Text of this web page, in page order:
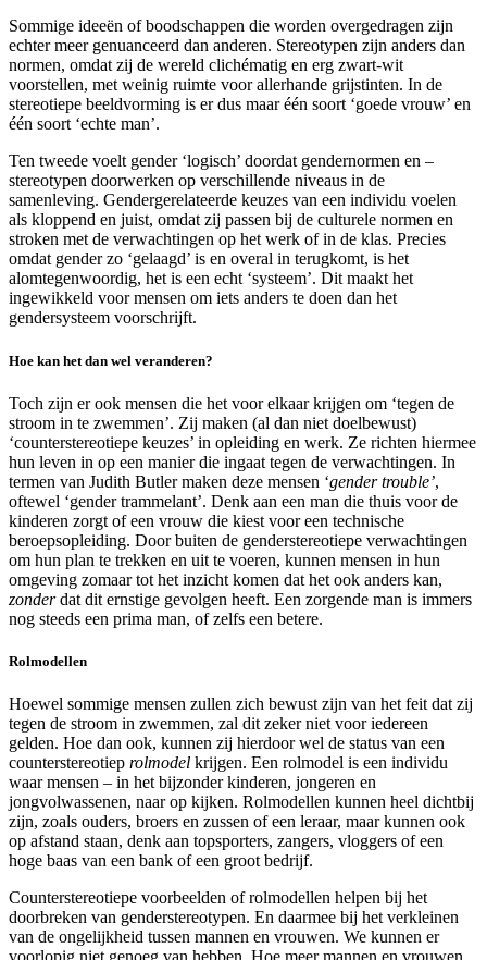
Sommige ideeën of boodschappen die worden overgedragen zijn
echter meer genuanceerd dan anderen. Stereotypen zijn anders dan
normen, omdat zij de wereld clichématig en erg zwart-wit
voorstellen, met weinig ruimte voor allerhande grijstinten. In de
stereotiepe beeldvorming is er dus maar één soort ‘goede vrouw’ en
één soort ‘echte man’.
Ten tweede voelt gender ‘logisch’ doordat gendernormen en –
stereotypen doorwerken op verschillende niveaus in de
samenleving. Gendergerelateerde keuzes van een individu voelen
als kloppend en juist, omdat zij passen bij de culturele normen en
stroken met de verwachtingen op het werk of in de klas. Precies
omdat gender zo ‘gelaagd’ is en overal in terugkomt, is het
alomtegenwoordig, het is een echt ‘systeem’. Dit maakt het
ingewikkeld voor mensen om iets anders te doen dan het
gendersysteem voorschrijft.
Hoe kan het dan wel veranderen?
Toch zijn er ook mensen die het voor elkaar krijgen om ‘tegen de
stroom in te zwemmen’. Zij maken (al dan niet doelbewust)
‘counterstereotiepe keuzes’ in opleiding en werk. Ze richten hiermee
hun leven in op een manier die ingaat tegen de verwachtingen. In
termen van Judith Butler maken deze mensen ‘gender trouble’,
oftewel ‘gender trammelant’. Denk aan een man die thuis voor de
kinderen zorgt of een vrouw die kiest voor een technische
beroepsopleiding. Door buiten de genderstereotiepe verwachtingen
om hun plan te trekken en uit te voeren, kunnen mensen in hun
omgeving zomaar tot het inzicht komen dat het ook anders kan,
zonderdat dit ernstige gevolgen heeft. Een zorgende man is immers
nog steeds een prima man, of zelfs een betere.
Rolmodellen
Hoewel sommige mensen zullen zich bewust zijn van het feit dat zij
tegen de stroom in zwemmen, zal dit zeker niet voor iedereen
gelden. Hoe dan ook, kunnen zij hierdoor wel de status van een
counterstereotiep rolmodel krijgen. Een rolmodel is een individu
waar mensen – in het bijzonder kinderen, jongeren en
jongvolwassenen, naar op kijken. Rolmodellen kunnen heel dichtbij
zijn, zoals ouders, broers en zussen of een leraar, maar kunnen ook
op afstand staan, denk aan topsporters, zangers, vloggers of een
hoge baas van een bank of een groot bedrijf.
Counterstereotiepe voorbeelden of rolmodellen helpen bij het
doorbreken van genderstereotypen. En daarmee bij het verkleinen
van de ongelijkheid tussen mannen en vrouwen. We kunnen er